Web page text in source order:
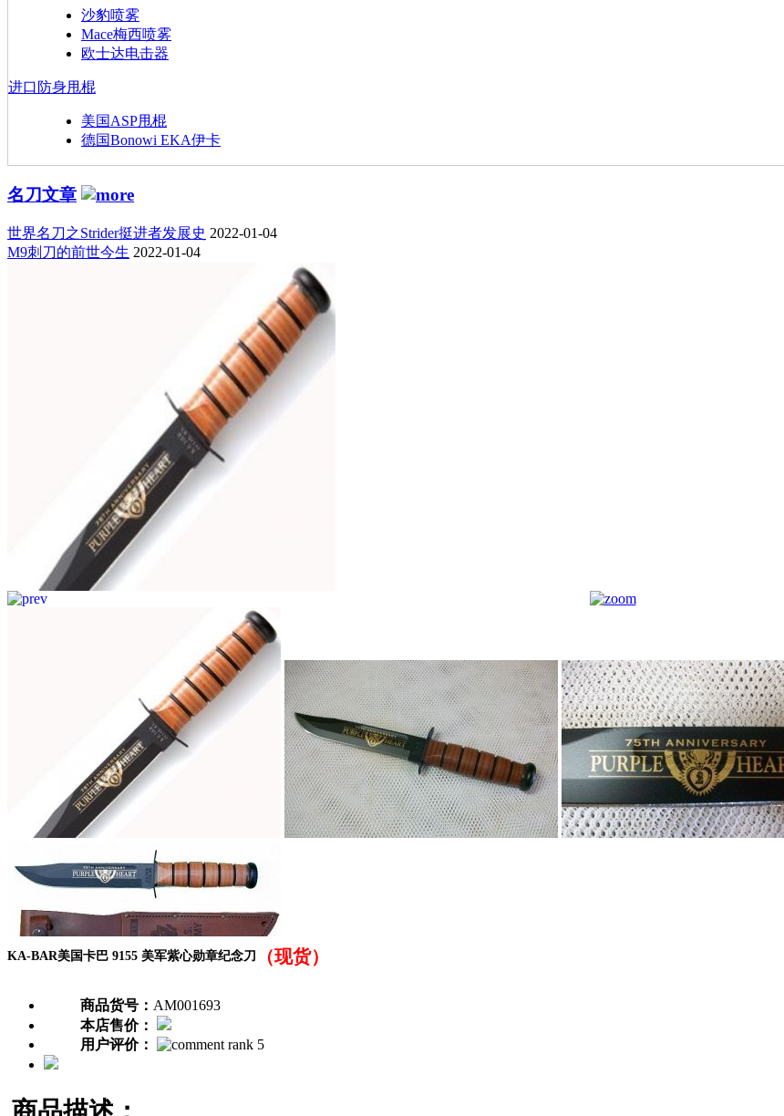
沙豹喷雾
Mace梅西喷雾
欧士达电击器
进口防身甩棍
美国ASP甩棍
德国Bonowi EKA伊卡
名刀文章
世界名刀之Strider挺进者发展史 2022-01-04
M9刺刀的前世今生 2022-01-04
KA-BAR美国卡巴 9155 美军紫心勋章纪念刀 （现货）
商品货号： AM001693
本店售价：
用户评价：